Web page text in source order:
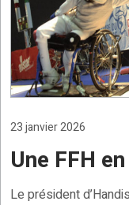
23 janvier 2026
Une FFH
Le président